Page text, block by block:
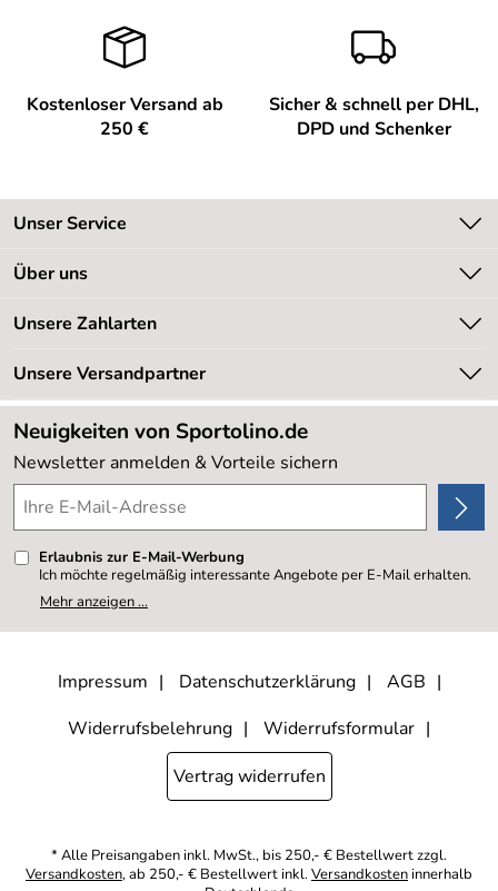
Kostenloser Versand ab
250 €
Sicher & schnell per DHL,
DPD und Schenker
Unser Service
Kontakt
Newsletter
Retourenabwicklung
Lieferbedingungen
Kundenlogin
Über uns
Unsere Bestseller
Neu
Sale %
Kundenbewertungen (20.178)
4,8/5*****
Unsere Zahlarten
Unsere Versandpartner
Neuigkeiten von Sportolino.de
Newsletter anmelden & Vorteile sichern
Erlaubnis zur E-Mail-Werbung
Ich möchte regelmäßig interessante Angebote per E-Mail erhalten.
Meine E-Mail-Adresse wird nicht an andere Unternehmen
weitergegeben. Zu statistischen Zwecken wird in anonymer Form
kann ich jederzeit mit Wirkung für die Zukunft widerrufen, indem ich
den Link "Abmelden" am Ende des Newsletters anklicke oder die
Datenschutzerklärung habe ich zur Kenntnis genommen.
Mehr anzeigen ...
Impressum Datenschutzerklärung
AGB
Widerrufsbelehrung
Widerrufsformular
Vertrag widerrufen
* Alle Preisangaben inkl. MwSt., bis 250,- € Bestellwert zzgl.
Versandkosten, ab 250,- € Bestellwert inkl.Versandkosten innerhalb